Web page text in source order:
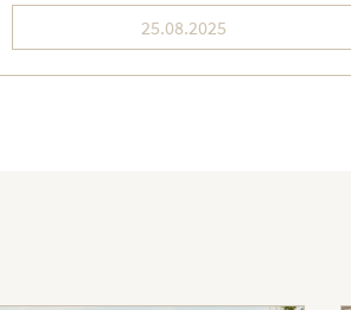
25.08.2025